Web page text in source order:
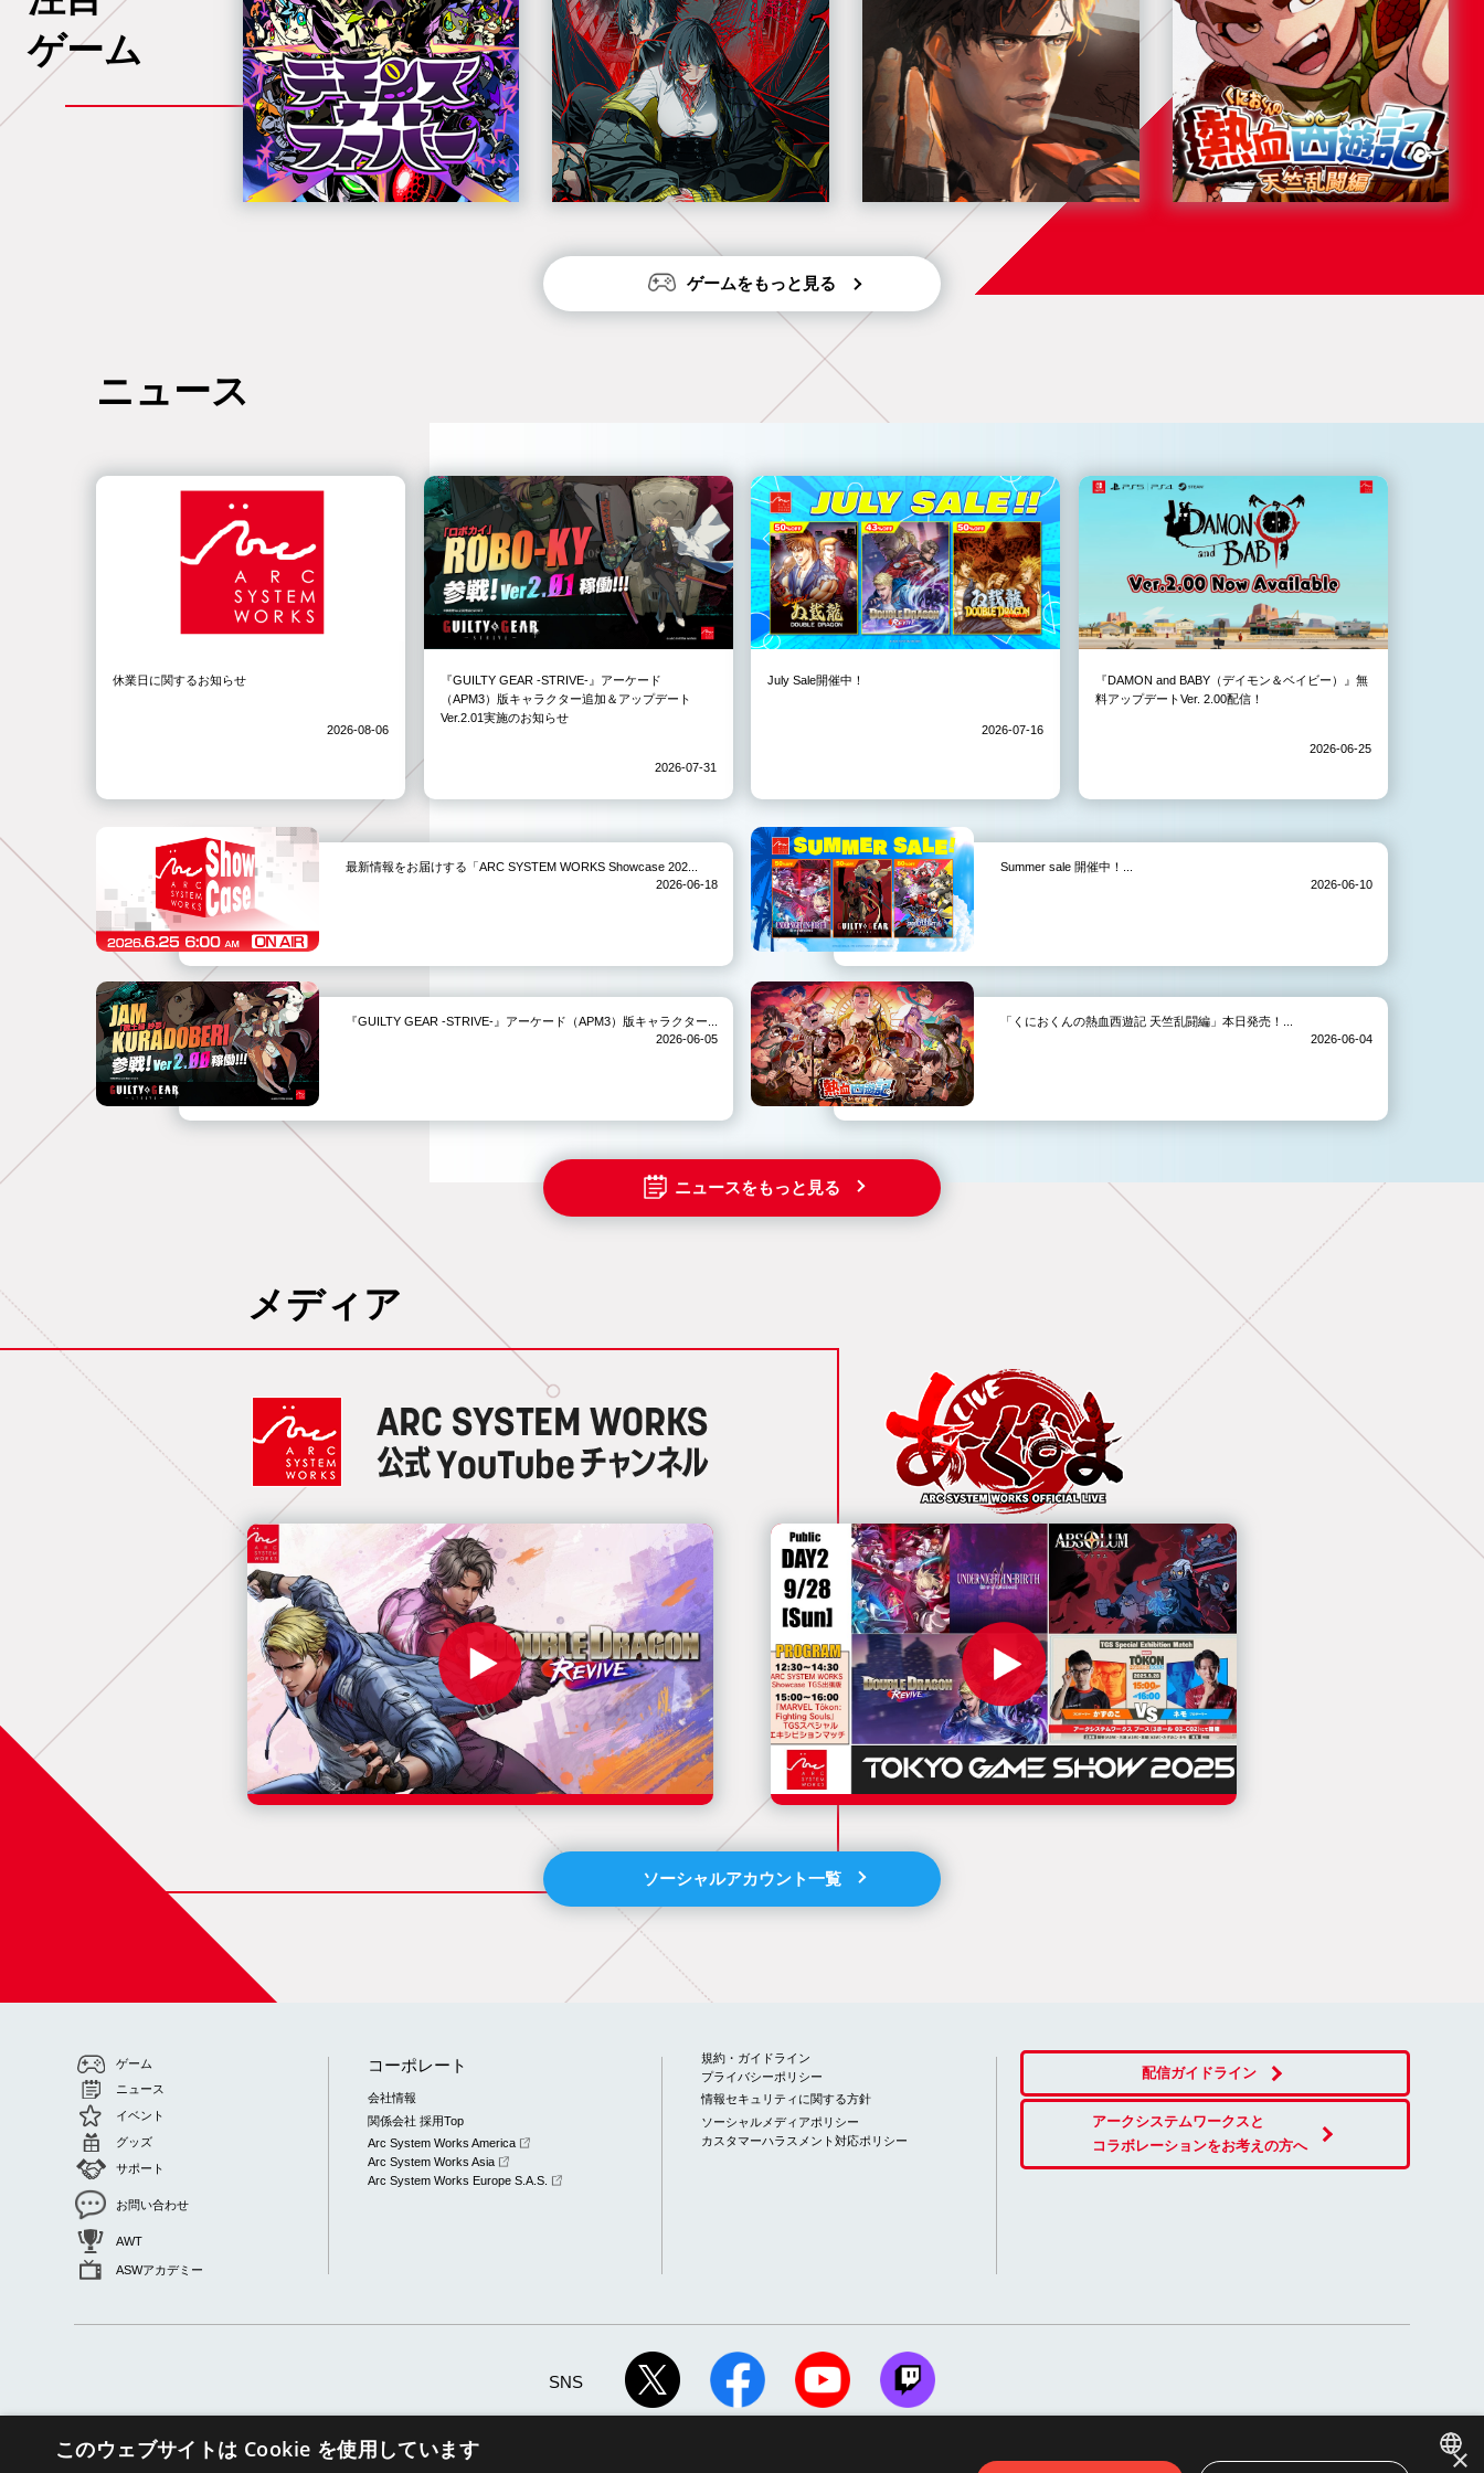
ゲーム
ゲームをもっと見る
ニュース
休業日に関するお知らせ
2026-08-06
『GUILTY GEAR -STRIVE-』アーケード
（APM3）版キャラクター追加＆アップデート
Ver.2.01実施のお知らせ
2026-07-31
July Sale開催中！
2026-07-16
『DAMON and BABY（デイモン＆ベイビー）』無
料アップデートVer. 2.00配信！
2026-06-25
最新情報をお届けする「ARC SYSTEM WORKS Showcase 202...
2026-06-18
Summer sale 開催中！...
2026-06-10
『GUILTY GEAR -STRIVE-』アーケード（APM3）版キャラクター...
2026-06-05
「くにおくんの熱血西遊記 天竺乱闘編」本日発売！...
2026-06-04
ニュースをもっと見る
メディア
ソーシャルアカウント一覧
ゲーム
ニュース
イベント
グッズ
サポート
お問い合わせ
AWT
ASWアカデミー
コーポレート
会社情報
関係会社 採用Top
Arc System Works America
Arc System Works Asia
Arc System Works Europe S.A.S.
規約・ガイドライン
プライバシーポリシー
情報セキュリティに関する方針
ソーシャルメディアポリシー
カスタマーハラスメント対応ポリシー
配信ガイドライン
アークシステムワークスと
コラボレーションをお考えの方へ
SNS
×
このウェブサイトは Cookie を使用しています